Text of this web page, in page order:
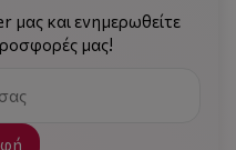
μας και ενημερωθείτε
μας!